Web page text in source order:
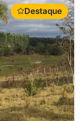
Destaque